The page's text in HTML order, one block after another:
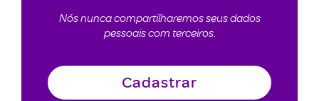
Nós nunca compartilharemos seus dados
pessoais com terceiros.